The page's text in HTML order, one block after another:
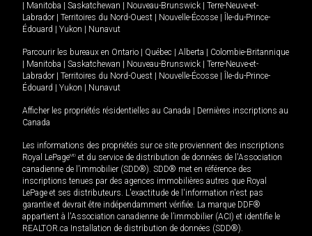
Manitoba Saskatchewan Nouveau-Brunswick
Terre-Neuve-et-
Labrador
Territoires du Nord-Ouest Nouvelle-Écosse
Île-du-Prince-
Édouard
Yukon Nunavut
Parcourir les bureaux en Ontario Québec Alberta
Colombie-Britannique
Manitoba Saskatchewan Nouveau-Brunswick
Terre-Neuve-et-
Labrador
Territoires du Nord-Ouest Nouvelle-Écosse
Île-du-Prince-
Édouard
Yukon Nunavut
Afficher les propriétés résidentielles au Canada
Dernières inscriptions au
Canada
Les informations des propriétés sur ce site proviennent des inscriptions
Royal LePageMD et du service de distribution de données de l'Association
canadienne de l’immobilier (SDD®). SDD® met en référence des
inscriptions tenues par des agences immobilières autres que Royal
LePage et ses distributeurs. L'exactitude de l'information n'est pas
garantie et devrait être indépendamment vérifiée. La marque DDF®
appartient à l'Association canadienne de l’immobilier (ACI) et identifie le
REALTOR.ca Installation de distribution de données (SDD®).